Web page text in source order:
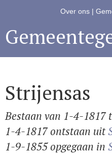
Over ons |
Strijensas
Bestaan van 1-4-1817
1-4-1817 ontstaan uit
1-9-1855 opgegaan in